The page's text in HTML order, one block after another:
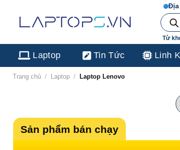
dung
103/16
Tìm
kiếm
sản
phẩm
Từ
Laptop Tin Tức Linh
Trang chủ / Laptop / Laptop Lenovo
Sản phẩm bán chạy